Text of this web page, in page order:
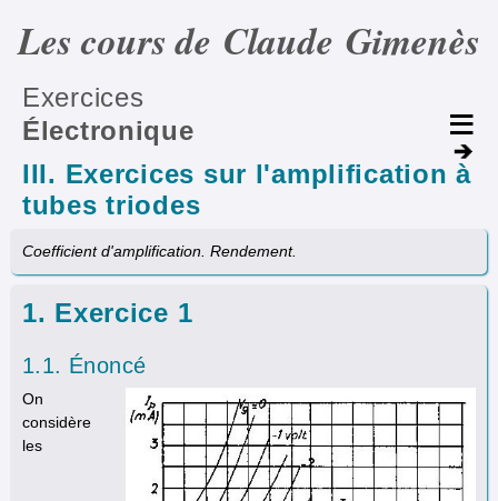
Les cours de Claude Gimenès
Exercices
Électronique
III. Exercices sur l'amplification à
tubes triodes
Coefficient d'amplification. Rendement.
1. Exercice 1
1.1. Énoncé
On
considère
les